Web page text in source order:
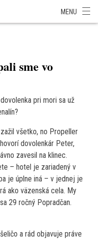
MENU
sme vo
pri mori sa už
všetko, no Propeller
dovolenkár Peter,
zavesil na klinec.
– hotel je zariadený v
je úplne iná – v jednej je
ako väzenská cela. My
29 ročný Popradčan.
a rád objavuje práve